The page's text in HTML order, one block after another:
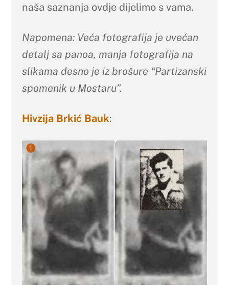
naša saznanja ovdje dijelimo s vama.
Napomena: Veća fotografija je uvećan
detalj sa panoa, manja fotografija na
slikama desno je iz brošure “Partizanski
spomenik u Mostaru”.
Hivzija Brkić Bauk: